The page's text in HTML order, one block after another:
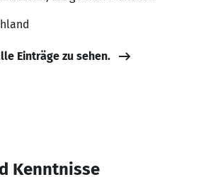
Einträge zu sehen.
Kenntnisse